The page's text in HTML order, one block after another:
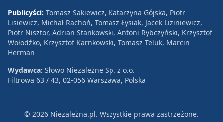
Publicyści: Tomasz Sakiewicz, Katarzyna Gójska, Piotr
Lisiewicz, Michał Rachoń, Tomasz Łysiak, Jacek Liziniewicz,
Piotr Nisztor, Adrian Stankowski, Antoni Rybczyński, Krzysztof
Wołodźko, Krzysztof Karnkowski, Tomasz Teluk, Marcin
Herman
Wydawca: Słowo Niezależne Sp. z o.o.
Filtrowa 63 / 43, 02-056 Warszawa, Polska
© 2026 Niezależna.pl. Wszystkie prawa zastrzeżone.